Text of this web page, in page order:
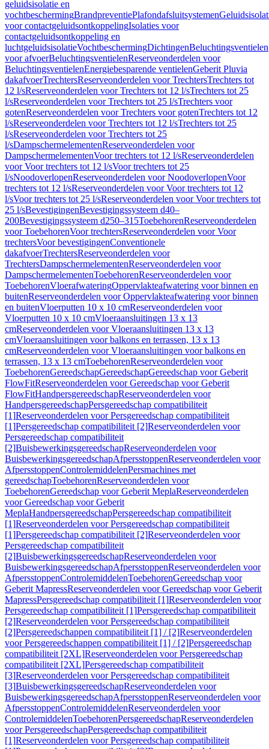
geluidsisolatie en
vochtbeschermingBrandpreventiePlafondafsluitsystemen
voor contactgeluidsontkoppelingIsolaties voor
contactgeluidsontkoppeling en
luchtgeluidsisolatieVochtbeschermingDichtingenBeluchtingsventielen
voor afvoerBeluchtingsventielenReserveonderdelen voor
BeluchtingsventielenEnergiebesparende ventielenGeberit Pluvia
dakafvoerTrechtersReserveonderdelen voor TrechtersTrechters tot
12 l/sReserveonderdelen voor Trechters tot 12 l/sTrechters tot 25
l/sReserveonderdelen voor Trechters tot 25 l/sTrechters voor
gotenReserveonderdelen voor Trechters voor gotenTrechters tot 12
l/sReserveonderdelen voor Trechters tot 12 l/sTrechters tot 25
l/sReserveonderdelen voor Trechters tot 25
l/sDampschermelementenReserveonderdelen voor
DampschermelementenVoor trechters tot 12 l/sReserveonderdelen
voor Voor trechters tot 12 l/sVoor trechters tot 25
l/sNoodoverlopenReserveonderdelen voor NoodoverlopenVoor
trechters tot 12 l/sReserveonderdelen voor Voor trechters tot 12
l/sVoor trechters tot 25 l/sReserveonderdelen voor Voor trechters tot
25 l/sBevestigingenBevestigingssysteem d40–
200Bevestigingssysteem d250–315ToebehorenReserveonderdelen
voor ToebehorenVoor trechtersReserveonderdelen voor Voor
trechtersVoor bevestigingenConventionele
dakafvoerTrechtersReserveonderdelen voor
TrechtersDampschermelementenReserveonderdelen voor
DampschermelementenToebehorenReserveonderdelen voor
ToebehorenVloerafwateringOppervlakteafwatering voor binnen en
buitenReserveonderdelen voor Oppervlakteafwatering voor binnen
en buitenVloerputten 10 x 10 cmReserveonderdelen voor
Vloerputten 10 x 10 cmVloeraansluitingen 13 x 13
cmReserveonderdelen voor Vloeraansluitingen 13 x 13
cmVloeraansluitingen voor balkons en terrassen, 13 x 13
cmReserveonderdelen voor Vloeraansluitingen voor balkons en
terrassen, 13 x 13 cmToebehorenReserveonderdelen voor
ToebehorenGereedschapGereedschapGereedschap voor Geberit
FlowFitReserveonderdelen voor Gereedschap voor Geberit
FlowFitHandpersgereedschapReserveonderdelen voor
HandpersgereedschapPersgereedschap compatibiliteit
[1]Reserveonderdelen voor Persgereedschap compatibiliteit
[1]Persgereedschap compatibiliteit [2]Reserveonderdelen voor
Persgereedschap compatibiliteit
[2]BuisbewerkingsgereedschapReserveonderdelen voor
BuisbewerkingsgereedschapAfpersstoppenReserveonderdelen voor
AfpersstoppenControlemiddelenPersmachines met
gereedschapToebehorenReserveonderdelen voor
ToebehorenGereedschap voor Geberit MeplaReserveonderdelen
voor Gereedschap voor Geberit
MeplaHandpersgereedschapPersgereedschap compatibiliteit
[1]Reserveonderdelen voor Persgereedschap compatibiliteit
[1]Persgereedschap compatibiliteit [2]Reserveonderdelen voor
Persgereedschap compatibiliteit
[2]BuisbewerkingsgereedschapReserveonderdelen voor
BuisbewerkingsgereedschapAfpersstoppenReserveonderdelen voor
AfpersstoppenControlemiddelenToebehorenGereedschap voor
Geberit MapressReserveonderdelen voor Gereedschap voor Geberit
MapressPersgereedschap compatibiliteit [1]Reserveonderdelen voor
Persgereedschap compatibiliteit [1]Persgereedschap compatibiliteit
[2]Reserveonderdelen voor Persgereedschap compatibiliteit
[2]Persgereedschappen compatibiliteit [1] / [2]Reserveonderdelen
voor Persgereedschappen compatibiliteit [1] / [2]Persgereedschap
compatibiliteit [2XL]Reserveonderdelen voor Persgereedschap
compatibiliteit [2XL]Persgereedschap compatibiliteit
[3]Reserveonderdelen voor Persgereedschap compatibiliteit
[3]BuisbewerkingsgereedschapReserveonderdelen voor
BuisbewerkingsgereedschapAfpersstoppenReserveonderdelen voor
AfpersstoppenControlemiddelenReserveonderdelen voor
ControlemiddelenToebehorenPersgereedschapReserveonderdelen
voor PersgereedschapPersgereedschap compatibiliteit
[1]Reserveonderdelen voor Persgereedschap compatibiliteit